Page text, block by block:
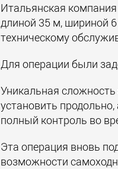
Итальянская
длиной 35 м, шириной
техническому
Для операции были
Уникальная
установить
полный контроль во
Эта операция вновь
возможности